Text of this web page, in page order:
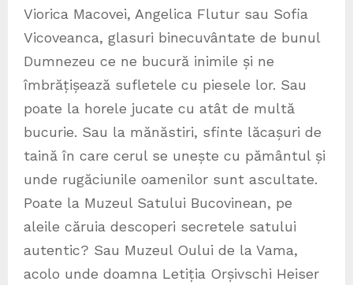
Viorica Macovei, Angelica Flutur sau Sofia
Vicoveanca, glasuri binecuvântate de bunul
Dumnezeu ce ne bucură inimile și ne
îmbrățișează sufletele cu piesele lor. Sau
poate la horele jucate cu atât de multă
bucurie. Sau la mănăstiri, sfinte lăcașuri de
taină în care cerul se unește cu pământul și
unde rugăciunile oamenilor sunt ascultate.
Poate la Muzeul Satului Bucovinean, pe
aleile căruia descoperi secretele satului
autentic? Sau Muzeul Oului de la Vama,
acolo unde doamna Letiția Orșivschi Heiser